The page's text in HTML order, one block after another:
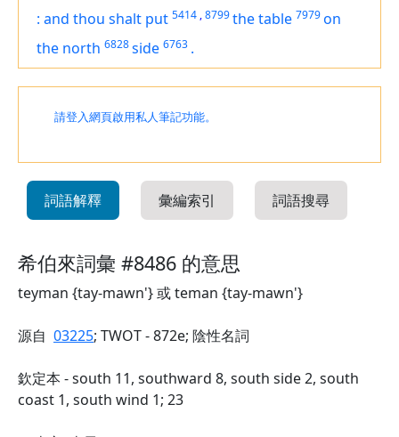
: and thou shalt put 5414 ,8799the table 7979on
the north 6828side 6763 .
請登入網頁啟用私人筆記功能。
詞語解釋 彙編索引 詞語搜尋
希伯來詞彙 #8486 的意思
teyman {tay-mawn'} 或 teman {tay-mawn'}
源自 03225; TWOT - 872e; 陰性名詞
欽定本 - south 11, southward 8, south side 2, south
coast 1, south wind 1; 23